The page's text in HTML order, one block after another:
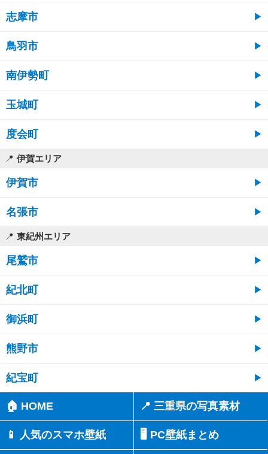
志摩市
鳥羽市
南伊勢町
玉城町
度会町
伊賀エリア
伊賀市
名張市
東紀州エリア
尾鷲市
紀北町
御浜町
熊野市
紀宝町
🏠 HOME 📍 三重県の写真素材
📱 人気のスマホ壁紙 🖥️ PC壁紙まとめ